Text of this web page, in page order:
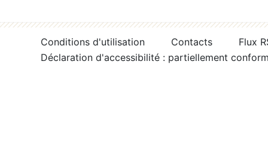
Conditions d'utilisation Contacts
Flux
Déclaration d'accessibilité : partiellement